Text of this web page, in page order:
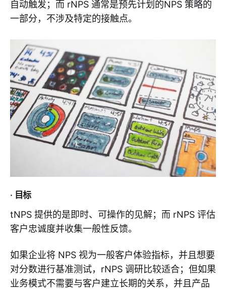
自动触发；而 rNPS 通常是预先计划的NPS 策略的
一部分，不涉及特定的接触点。
· 目标
tNPS 提供的是即时、可操作的见解；而 rNPS 评估
客户忠诚度并收集一般性反馈。
如果企业将 NPS 视为一般客户体验指标，并且想要
对分数进行基准测试，rNPS 调研比较适合；但如果
业务模式不需要与客户建立长期的关系，并且产品